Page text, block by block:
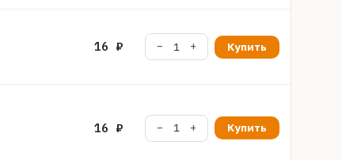
16 ₽ Купить
16 ₽ Купить